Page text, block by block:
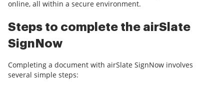
online, all within a secure environment.
Steps to complete the airSlate
SignNow
Completing a document with airSlate SignNow involves
several simple steps: